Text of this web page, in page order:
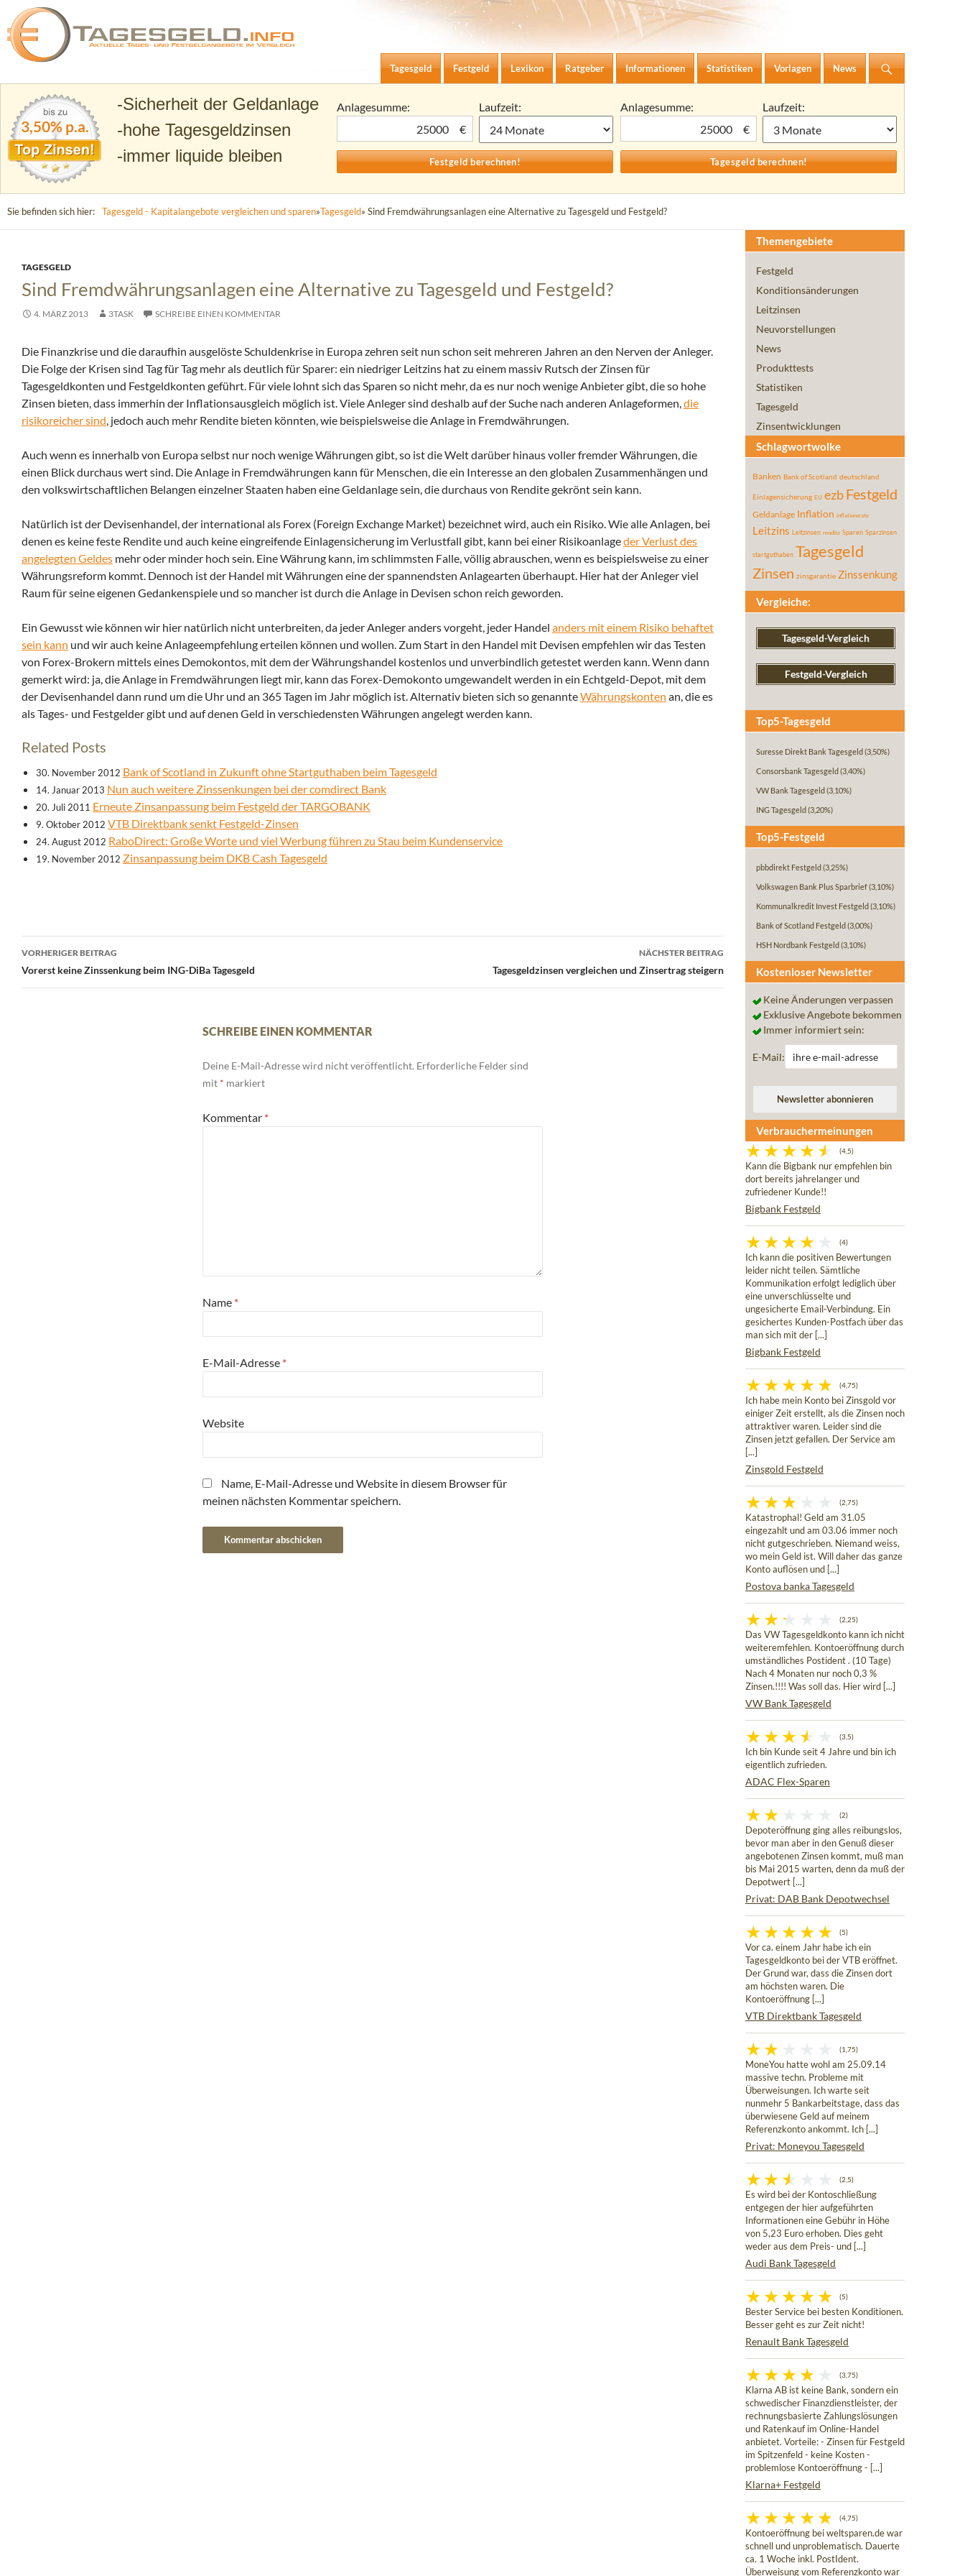
Tagesgeld.info – Tagesgeldkonten vergleichen und Tagesgeld-Zinsen berechnen
Zum Inhalt springen
Tagesgeld
Festgeld Lexikon Ratgeber Informationen Statistiken Vorlagen News
3,50% p.a.
Sicherheit der Geldanlage
hohe Tagesgeldzinsen
immer liquide bleiben
Anlagesumme:
€
Laufzeit:
Anlagesumme:
€
Laufzeit:
Sie befinden sich hier: Tagesgeld - Kapitalangebote vergleichen und sparen»Tagesgeld» Sind Fremdwährungsanlagen eine Alternative zu Tagesgeld und Festgeld?
TAGESGELD
Sind Fremdwährungsanlagen eine Alternative zu Tagesgeld und Festgeld?
4. MÄRZ 2013 3TASK SCHREIBE EINEN KOMMENTAR
Die Finanzkrise und die daraufhin ausgelöste Schuldenkrise in Europa zehren seit nun schon seit mehreren Jahren an den Nerven der Anleger.
Die Folge der Krisen sind Tag für Tag mehr als deutlich für Sparer: ein niedriger Leitzins hat zu einem massiv Rutsch der Zinsen für
Tagesgeldkonten und Festgeldkonten geführt. Für viele lohnt sich das Sparen so nicht mehr, da es nur noch wenige Anbieter gibt, die so hohe
Zinsen bieten, dass immerhin der Inflationsausgleich möglich ist. Viele Anleger sind deshalb auf der Suche nach anderen Anlageformen,die
risikoreicher sind, jedoch auch mehr Rendite bieten könnten, wie beispielsweise die Anlage in Fremdwährungen.
Auch wenn es innerhalb von Europa selbst nur noch wenige Währungen gibt, so ist die Welt darüber hinaus voller fremder Währungen, die
einen Blick durchaus wert sind. Die Anlage in Fremdwährungen kann für Menschen, die ein Interesse an den globalen Zusammenhängen und
den volkswirtschaftlichen Belangen einzelner Staaten haben eine Geldanlage sein, die durchaus von Rendite gekrönt sein kann.
Natürlich ist der Devisenhandel, der international als Forex (Foreign Exchange Market) bezeichnet wird, auch ein Risiko. Wie alle Anlagen, bei
denen es keine feste Rendite und auch keine eingreifende Einlagensicherung im Verlustfall gibt, kann bei einer Risikoanlageder Verlust des
angelegten Geldes mehr oder minder hoch sein. Eine Währung kann, im schlimmsten Falle, völlig abrauschen, wenn es beispielsweise zu einer
Währungsreform kommt. Dennoch ist der Handel mit Währungen eine der spannendsten Anlagearten überhaupt. Hier hat der Anleger viel
Raum für seine eigenen Gedankenspiele und so mancher ist durch die Anlage in Devisen schon reich geworden.
Ein Gewusst wie können wir hier natürlich nicht unterbreiten, da jeder Anleger anders vorgeht, jeder Handel anders mit einem Risiko behaftet
sein kann und wir auch keine Anlageempfehlung erteilen können und wollen. Zum Start in den Handel mit Devisen empfehlen wir das Testen
von Forex-Brokern mittels eines Demokontos, mit dem der Währungshandel kostenlos und unverbindlich getestet werden kann. Wenn dann
gemerkt wird: ja, die Anlage in Fremdwährungen liegt mir, kann das Forex-Demokonto umgewandelt werden in ein Echtgeld-Depot, mit dem
der Devisenhandel dann rund um die Uhr und an 365 Tagen im Jahr möglich ist. Alternativ bieten sich so genannteWährungskonten an, die es
als Tages- und Festgelder gibt und auf denen Geld in verschiedensten Währungen angelegt werden kann.
Related Posts
30. November 2012 Bank of Scotland in Zukunft ohne Startguthaben beim Tagesgeld
14. Januar 2013 Nun auch weitere Zinssenkungen bei der comdirect Bank
20. Juli 2011 Erneute Zinsanpassung beim Festgeld der TARGOBANK
9. Oktober 2012 VTB Direktbank senkt Festgeld-Zinsen
24. August 2012 RaboDirect: Große Worte und viel Werbung führen zu Stau beim Kundenservice
19. November 2012 Zinsanpassung beim DKB Cash Tagesgeld
Beitrags-
Navigation
VORHERIGER BEITRAG
Vorerst keine Zinssenkung beim ING-DiBa Tagesgeld
NÄCHSTER BEITRAG
Tagesgeldzinsen vergleichen und Zinsertrag steigern
SCHREIBE EINEN KOMMENTAR
Deine E-Mail-Adresse wird nicht veröffentlicht. Erforderliche Felder sind
mit * markiert
Kommentar *
Name *
E-Mail-Adresse *
Website
Name, E-Mail-Adresse und Website in diesem Browser für
meinen nächsten Kommentar speichern.
Themengebiete
Festgeld
Konditionsänderungen
Leitzinsen
Neuvorstellungen
News
Produkttests
Statistiken
Tagesgeld
Zinsentwicklungen
Schlagwortwolke
Banken Bank of Scotland deutschland
Einlagensicherung EU ezbFestgeld
Geldanlage Inflation inflationsrate
Leitzins Leitzinsen rendite Sparen Sparzinsen
startguthaben Tagesgeld
Zinsen zinsgarantie Zinssenkung
Vergleiche:
Tagesgeld-Vergleich
Festgeld-Vergleich
Top5-Tagesgeld
Suresse Direkt Bank Tagesgeld (3,50%)
Consorsbank Tagesgeld (3,40%)
VW Bank Tagesgeld (3,10%)
ING Tagesgeld (3,20%)
Top5-Festgeld
pbbdirekt Festgeld (3,25%)
Volkswagen Bank Plus Sparbrief(3,10%)
Kommunalkredit Invest Festgeld (3,10%)
Bank of Scotland Festgeld (3,00%)
HSH Nordbank Festgeld (3,10%)
Kostenloser Newsletter
Keine Änderungen verpassen
Exklusive Angebote bekommen
Immer informiert sein:
E-Mail:
Verbrauchermeinungen
(4,5)
Kann die Bigbank nur empfehlen bin
dort bereits jahrelanger und
zufriedener Kunde!!
Bigbank Festgeld
(4)
Ich kann die positiven Bewertungen
leider nicht teilen. Sämtliche
Kommunikation erfolgt lediglich über
eine unverschlüsselte und
ungesicherte Email-Verbindung. Ein
gesichertes Kunden-Postfach über das
man sich mit der [...]
Bigbank Festgeld
(4,75)
Ich habe mein Konto bei Zinsgold vor
einiger Zeit erstellt, als die Zinsen noch
attraktiver waren. Leider sind die
Zinsen jetzt gefallen. Der Service am
[...]
Zinsgold Festgeld
(2,75)
Katastrophal! Geld am 31.05
eingezahlt und am 03.06 immer noch
nicht gutgeschrieben. Niemand weiss,
wo mein Geld ist. Will daher das ganze
Konto auflösen und [...]
Postova banka Tagesgeld
(2,25)
Das VW Tagesgeldkonto kann ich nicht
weiteremfehlen. Kontoeröffnung durch
umständliches Postident . (10 Tage)
Nach 4 Monaten nur noch 0,3 %
Zinsen.!!!! Was soll das. Hier wird [...]
VW Bank Tagesgeld
(3,5)
Ich bin Kunde seit 4 Jahre und bin ich
eigentlich zufrieden.
ADAC Flex-Sparen
(2)
Depoteröffnung ging alles reibungslos,
bevor man aber in den Genuß dieser
angebotenen Zinsen kommt, muß man
bis Mai 2015 warten, denn da muß der
Depotwert [...]
Privat: DAB Bank Depotwechsel
(5)
Vor ca. einem Jahr habe ich ein
Tagesgeldkonto bei der VTB eröffnet.
Der Grund war, dass die Zinsen dort
am höchsten waren. Die
Kontoeröffnung [...]
VTB Direktbank Tagesgeld
(1,75)
MoneYou hatte wohl am 25.09.14
massive techn. Probleme mit
Überweisungen. Ich warte seit
nunmehr 5 Bankarbeitstage, dass das
überwiesene Geld auf meinem
Referenzkonto ankommt. Ich [...]
Privat: Moneyou Tagesgeld
(2,5)
Es wird bei der Kontoschließung
entgegen der hier aufgeführten
Informationen eine Gebühr in Höhe
von 5,23 Euro erhoben. Dies geht
weder aus dem Preis- und [...]
Audi Bank Tagesgeld
(5)
Bester Service bei besten Konditionen.
Besser geht es zur Zeit nicht!
Renault Bank Tagesgeld
(3,75)
Klarna AB ist keine Bank, sondern ein
schwedischer Finanzdienstleister, der
rechnungsbasierte Zahlungslösungen
und Ratenkauf im Online-Handel
anbietet. Vorteile: - Zinsen für Festgeld
im Spitzenfeld - keine Kosten -
problemlose Kontoeröffnung - [...]
Klarna+ Festgeld
(4,75)
Kontoeröffnung bei weltsparen.de war
schnell und unproblematisch. Dauerte
ca. 1 Woche inkl. PostIdent.
Überweisung vom Referenzkonto war